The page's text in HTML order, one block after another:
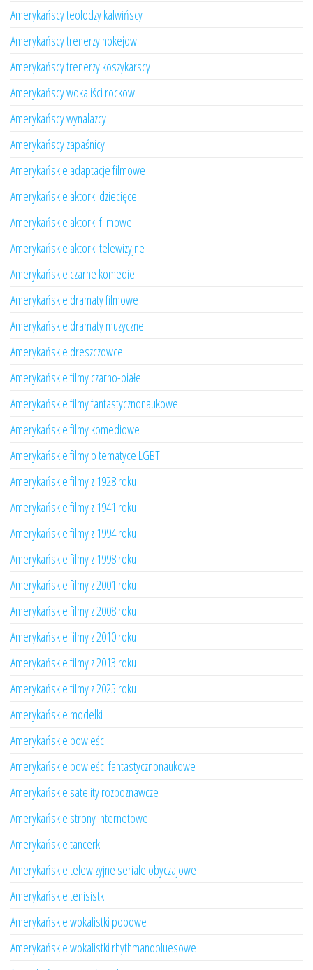
Amerykańscy teolodzy kalwińscy
Amerykańscy trenerzy hokejowi
Amerykańscy trenerzy koszykarscy
Amerykańscy wokaliści rockowi
Amerykańscy wynalazcy
Amerykańscy zapaśnicy
Amerykańskie adaptacje filmowe
Amerykańskie aktorki dziecięce
Amerykańskie aktorki filmowe
Amerykańskie aktorki telewizyjne
Amerykańskie czarne komedie
Amerykańskie dramaty filmowe
Amerykańskie dramaty muzyczne
Amerykańskie dreszczowce
Amerykańskie filmy czarno-białe
Amerykańskie filmy fantastycznonaukowe
Amerykańskie filmy komediowe
Amerykańskie filmy o tematyce LGBT
Amerykańskie filmy z 1928 roku
Amerykańskie filmy z 1941 roku
Amerykańskie filmy z 1994 roku
Amerykańskie filmy z 1998 roku
Amerykańskie filmy z 2001 roku
Amerykańskie filmy z 2008 roku
Amerykańskie filmy z 2010 roku
Amerykańskie filmy z 2013 roku
Amerykańskie filmy z 2025 roku
Amerykańskie modelki
Amerykańskie powieści
Amerykańskie powieści fantastycznonaukowe
Amerykańskie satelity rozpoznawcze
Amerykańskie strony internetowe
Amerykańskie tancerki
Amerykańskie telewizyjne seriale obyczajowe
Amerykańskie tenisistki
Amerykańskie wokalistki popowe
Amerykańskie wokalistki rhythmandbluesowe